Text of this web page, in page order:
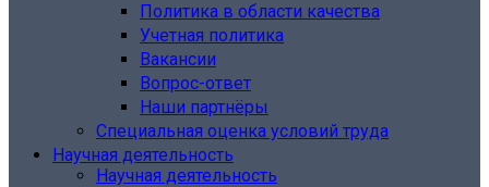
Политика в области качества
Учетная политика
Вакансии
Вопрос-ответ
Наши партнёры
Специальная оценка условий труда
Научная деятельность
Научная деятельность